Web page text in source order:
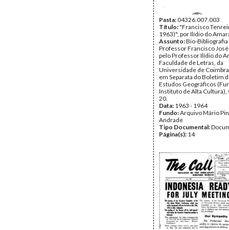
Pasta:04326.007.003
Título:"Francisco
1963)", por Ilídio do
Assunto:Bio-Bibliografia
Professor Francisco
pelo Professor Ilídio do
Faculdade de Letras, da
Universidade de
em Separata do Boletim
Estudos Geográficos
Instituto de Alta Cultura),
20.
Data: 1963 - 1964
Fundo:Arquivo Mário
Andrade
Tipo Documental:
Página(s): 14